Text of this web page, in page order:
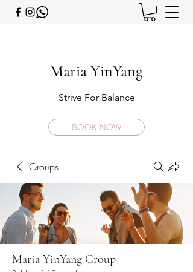
Maria YinYang
Strive For Balance
BOOK NOW
Groups
Maria YinYang Group